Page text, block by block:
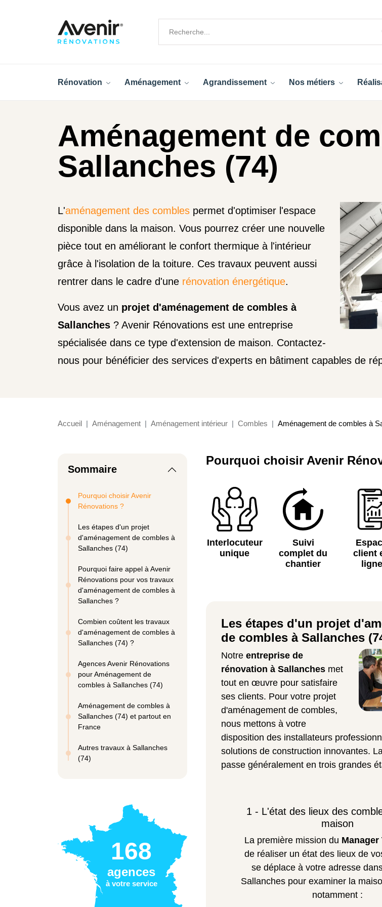
Rénovation Aménagement Agrandissement Nos métiers
Aménagement de
Sallanches (74)
L'aménagement des combles permet d'optimiser l'espace
disponible dans la maison. Vous pourrez créer une nouvelle
pièce tout en améliorant le confort thermique à l'intérieur
grâce à l'isolation de la toiture. Ces travaux peuvent aussi
rentrer dans le cadre d'une rénovation énergétique.
Vous avez un projet d'aménagement de combles à
Sallanches ? Avenir Rénovations est une entreprise
spécialisée dans ce type d'extension de maison. Contactez-
nous pour bénéficier des services d'experts en bâtiment capables de
Accueil Aménagement Aménagement intérieur Combles Aménagement de combles à
Sommaire
Pourquoi choisir Avenir
Rénovations ?
Les étapes d'un projet
d'aménagement de combles à
Sallanches (74)
Pourquoi faire appel à Avenir
Rénovations pour vos travaux
d'aménagement de combles à
Sallanches ?
Combien coûtent les travaux
d'aménagement de combles à
Sallanches (74) ?
Agences Avenir Rénovations
pour Aménagement de
combles à Sallanches (74)
Aménagement de combles à
Sallanches (74) et partout en
France
Autres travaux à Sallanches
(74)
168
agences
à votre service
Pourquoi choisir Avenir
Interlocuteur
unique
Suivi
complet du
chantier
client
ligne
Les étapes d'un projet
de combles à Sallanches
Notre entreprise de
rénovation à Sallanches met
tout en œuvre pour satisfaire
ses clients. Pour votre projet
d'aménagement de combles,
nous mettons à votre
disposition des installateurs
solutions de construction innovantes.
passe généralement en trois grandes
1 - L'état des lieux des
maison
La première mission du Manager
de réaliser un état des lieux de
se déplace à votre adresse
Sallanches pour examiner la
notamment :